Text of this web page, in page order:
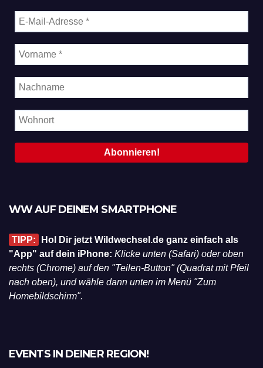
WW AUF DEINEM SMARTPHONE
TIPP:
Hol Dir jetzt Wildwechsel.de ganz einfach als
"App" auf dein iPhone: Klicke unten (Safari) oder oben
rechts (Chrome) auf den "Teilen-Button" (Quadrat mit Pfeil
nach oben), und wähle dann unten im Menü "Zum
Homebildschirm".
EVENTS IN DEINER REGION!